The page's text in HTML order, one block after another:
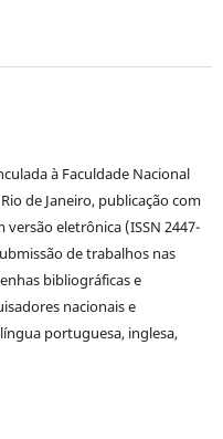
à Faculdade Nacional
de Janeiro, publicação com
eletrônica (ISSN 2447-
de trabalhos nas
bibliográficas e
nacionais e
portuguesa, inglesa,